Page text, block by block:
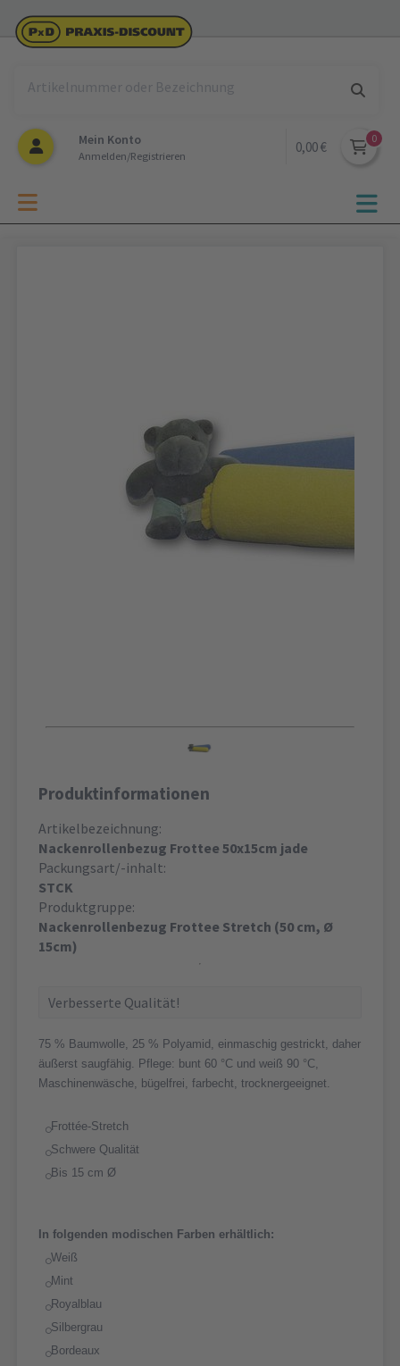
Mein Konto
Anmelden/Registrieren
0,00 €
Produktinformationen
Artikelbezeichnung:
Nackenrollenbezug Frottee 50x15cm jade
Packungsart/-inhalt:
STCK
Produktgruppe:
Nackenrollenbezug Frottee Stretch (50 cm, Ø
15cm)
Verbesserte Qualität!
75 % Baumwolle, 25 % Polyamid, einmaschig gestrickt, daher
äußerst saugfähig. Pflege: bunt 60 °C und weiß 90 °C,
Maschinenwäsche, bügelfrei, farbecht, trocknergeeignet.
Frottée-Stretch
Schwere Qualität
Bis 15 cm Ø
In folgenden modischen Farben erhältlich:
Weiß
Mint
Royalblau
Silbergrau
Bordeaux